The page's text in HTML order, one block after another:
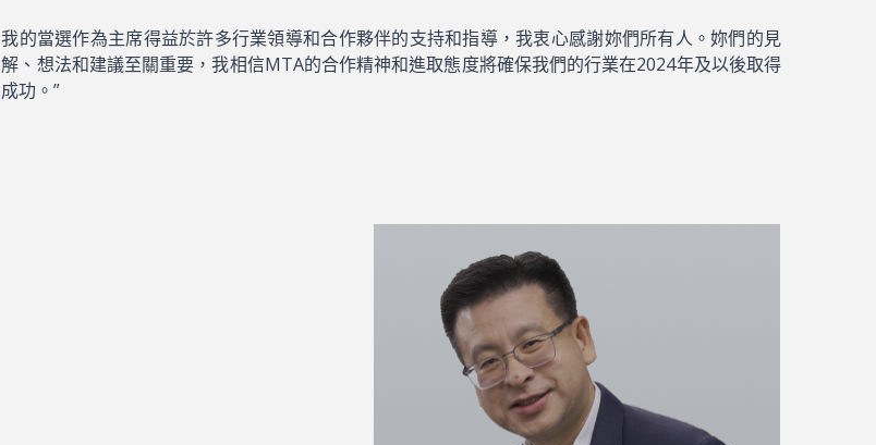
我的當選作為主席得益於許多行業領導和合作夥伴的支持和指導，我衷心感謝妳們所有人。妳們的見
解、想法和建議至關重要，我相信MTA的合作精神和進取態度將確保我們的行業在2024年及以後取得
成功。”